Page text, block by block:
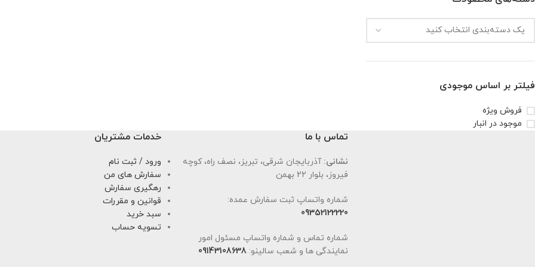
فیلتر بر اساس موجودی
فروش ویژه
موجود در انبار
تماس با ما
نشانی: آذربایجان شرقی، تبریز، نصف راه، کوچه
فیروز، بلوار 22 بهمن
شماره واتساپ ثبت سفارش عمده:
09352122220
شماره تماس و شماره واتساپ مسئول امور
نمایندگی ها و شعب سالینو: 09143108638
خدمات مشتریان
ورود / ثبت نام
سفارش های من
رهگیری سفارش
قوانین و مقررات
سبد خرید
تسویه حساب